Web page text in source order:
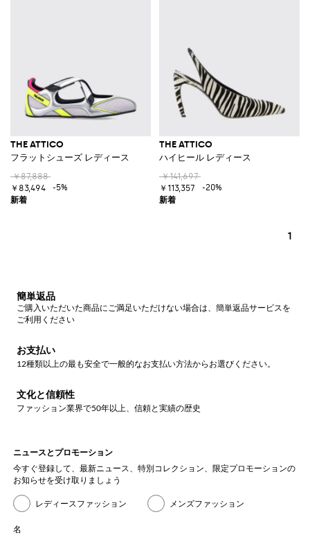
THE ATTICO
フラットシューズ レディース
￥87,888
￥83,494
-5%
THE ATTICO
ハイヒール レディース
￥141,697
￥113,357
-20%
1
簡単返品
ご購入いただいた商品にご満足いただけない場合は、簡単返品サービスを
ご利用ください
お支払い
12種類以上の最も安全で一般的なお支払い方法からお選びください。
文化と信頼性
ファッション業界で50年以上、信頼と実績の歴史
ニュースとプロモーション
今すぐ登録して、最新ニュース、特別コレクション、限定プロモーションの
お知らせを受け取りましょう
レディースファッション メンズファッション
名